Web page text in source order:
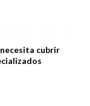
cubrir